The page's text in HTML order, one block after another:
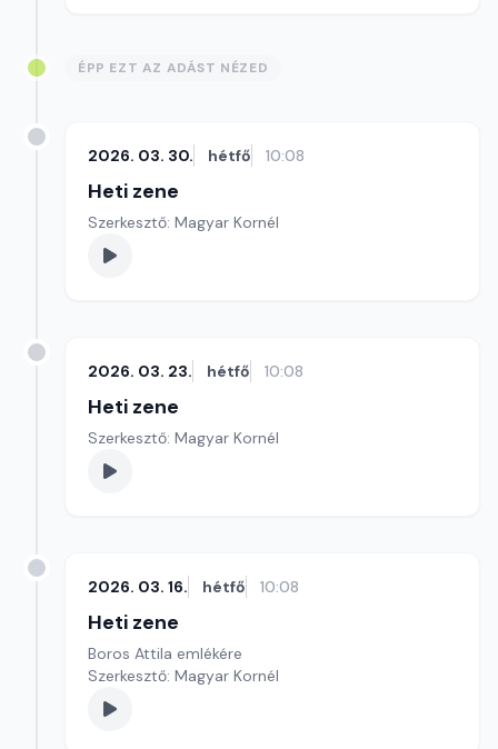
ÉPP EZT AZ ADÁST NÉZED
2026. 03. 30. hétfő 10:08
Heti zene
Szerkesztő: Magyar Kornél
2026. 03. 23. hétfő 10:08
Heti zene
Szerkesztő: Magyar Kornél
2026. 03. 16. hétfő 10:08
Heti zene
Boros Attila emlékére
Szerkesztő: Magyar Kornél